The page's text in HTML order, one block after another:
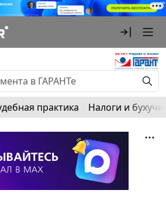
практика Налоги и